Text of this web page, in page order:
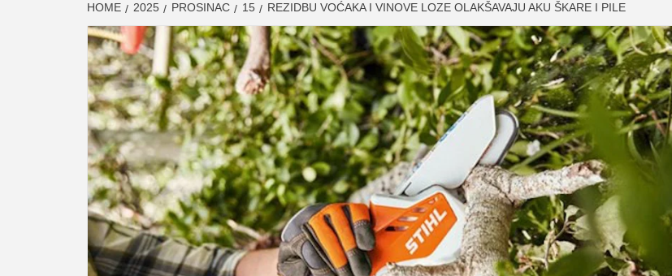
HOME 2025 PROSINAC 15 REZIDBU VOĆAKA I VINOVE LOZE OLAKŠAVAJU AKU ŠKARE I PILE